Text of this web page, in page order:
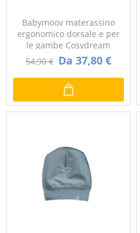
Babymoov materassino
ergonomico dorsale e per
le gambe Cosydream
54,90 € Da 37,80 €